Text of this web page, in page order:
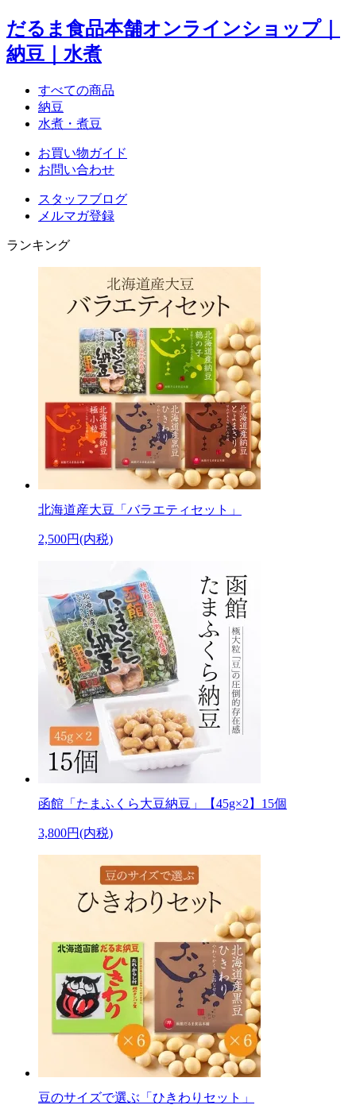
だるま食品本舗オンラインショップ｜
納豆｜水煮
すべての商品
納豆
水煮・煮豆
お買い物ガイド
お問い合わせ
スタッフブログ
メルマガ登録
ランキング
北海道産大豆「バラエティセット」
2,500円(内税)
函館「たまふくら大豆納豆」【45g×2】15個
3,800円(内税)
豆のサイズで選ぶ「ひきわりセット」